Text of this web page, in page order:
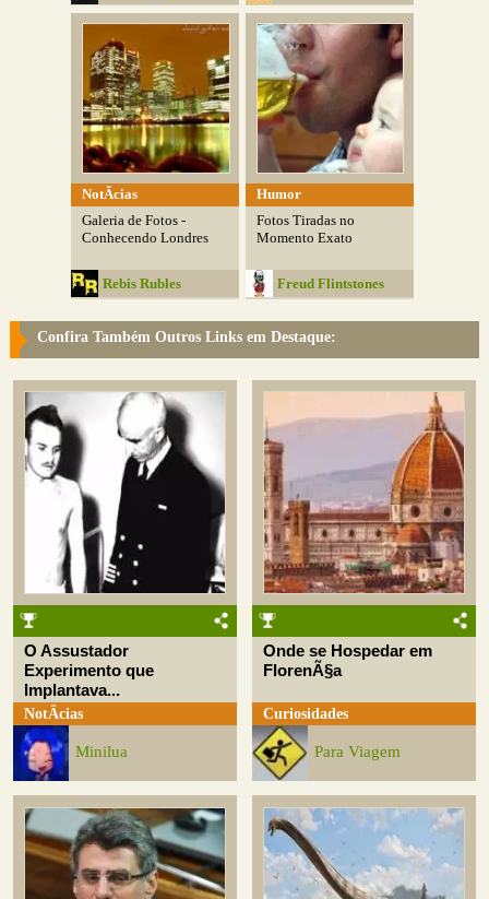
NotÃ­cias
Galeria de Fotos -
Conhecendo Londres
Rebis Rubles
Humor
Fotos Tiradas no
Momento Exato
Freud Flintstones
Confira Também Outros Links em Destaque:
O Assustador
Experimento que
Implantava...
NotÃ­cias
Minilua
Onde se Hospedar em
FlorenÃ§a
Curiosidades
Para Viagem